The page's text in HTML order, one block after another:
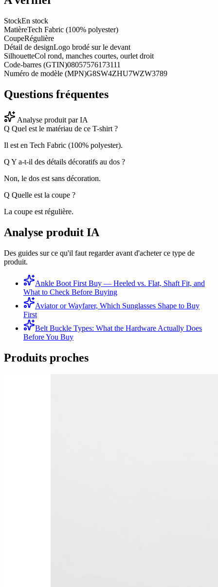
StockEn stock
MatièreTech Fabric (100% polyester)
CoupeRégulière
Détail de designLogo brodé sur le devant
SilhouetteCol rond, manches courtes, ourlet droit
Code-barres (GTIN)08057576173111
Numéro de modèle (MPN)G8SW4ZHU7WZW3789
Questions fréquentes
Analyse produit par IA
Q Quel est le matériau de ce T-shirt ?
Il est en Tech Fabric (100% polyester).
Q Y a-t-il des détails décoratifs au dos ?
Non, le dos est sans décoration.
Q Quelle est la coupe ?
La coupe est régulière.
Analyse produit IA
Des guides sur ce qu'il faut regarder avant d'acheter ce type de
produit.
Ankle Boot First Buy — Heeled vs. Flat, Shaft Fit, and
What to Check Before Buying
Aviator or Wayfarer, Which Sunglasses Shape to Buy
First
Belt Buckle Types: What the Hardware Actually Does
Before You Buy
Produits proches